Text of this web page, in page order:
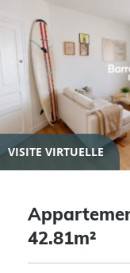
VISITE VIRTUELLE
42.81m²